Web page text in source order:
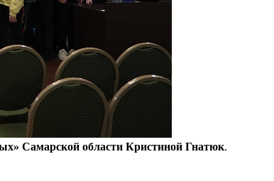
Самарской области Кристиной Гнатюк.